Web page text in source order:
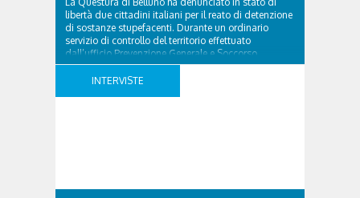
libertà due cittadini italiani per il reato di detenzione
di sostanze stupefacenti. Durante un ordinario
servizio di controllo del territorio effettuato
dall’ufficio Prevenzione Generale e Soccorso
Pubblico della Questura, in zona Cavarzano a
Belluno. L’equipaggio della volante alle 2 di notte ha
INTERVISTE